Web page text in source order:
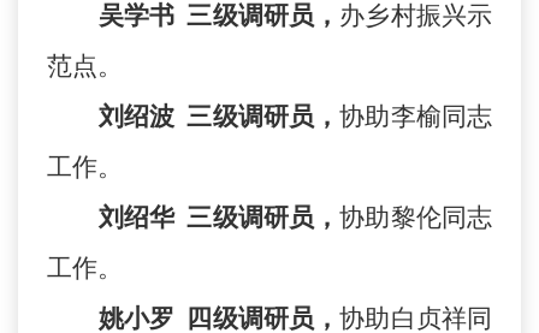
吴学书 三级调研员， 办乡村振兴示
范点。
刘绍波 三级调研员，协助李榆同志
工作。
刘绍华 三级调研员，协助黎伦同志
工作。
姚小罗
四级调研员，协助白贞祥同